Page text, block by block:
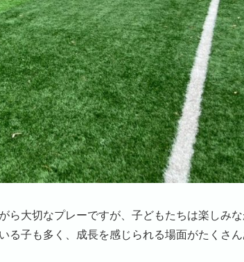
大切なプレーですが、子どもたちは楽しみな
る子も多く、成長を感じられる場面がたくさん